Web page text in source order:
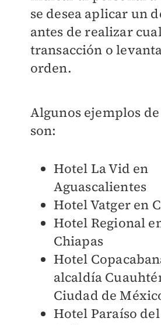
se desea aplicar un
antes de realizar
transacción o
orden.
Algunos ejemplos
son:
Hotel La Vid en
Aguascalientes
Hotel Vatger en
Hotel Regional
Chiapas
Hotel
alcaldía
Ciudad de
Hotel Paraíso